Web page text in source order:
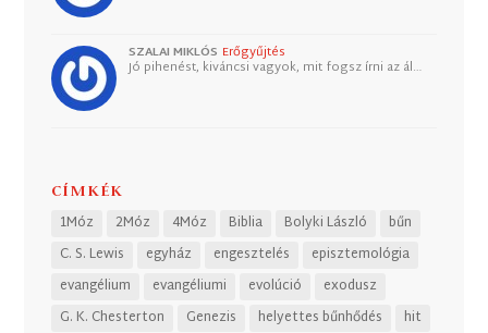
SZALAI MIKLÓS Erőgyűjtés
Jó pihenést, kiváncsi vagyok, mit fogsz írni az ál…
CÍMKÉK
1Móz 2Móz 4Móz Biblia Bolyki László
bűn
C. S. Lewis
egyház engesztelés
episztemológia
evangélium
evangéliumi evolúció
exodusz
G. K. Chesterton
Genezis helyettes bűnhődés
hit